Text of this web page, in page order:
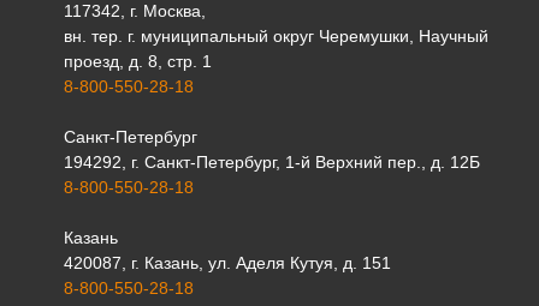
117342, г. Москва,
вн. тер. г. муниципальный округ Черемушки, Научный
проезд, д. 8, стр. 1
8-800-550-28-18
Санкт-Петербург
194292, г. Санкт-Петербург, 1-й Верхний пер., д. 12Б
8-800-550-28-18
Казань
420087, г. Казань, ул. Аделя Кутуя, д. 151
8-800-550-28-18